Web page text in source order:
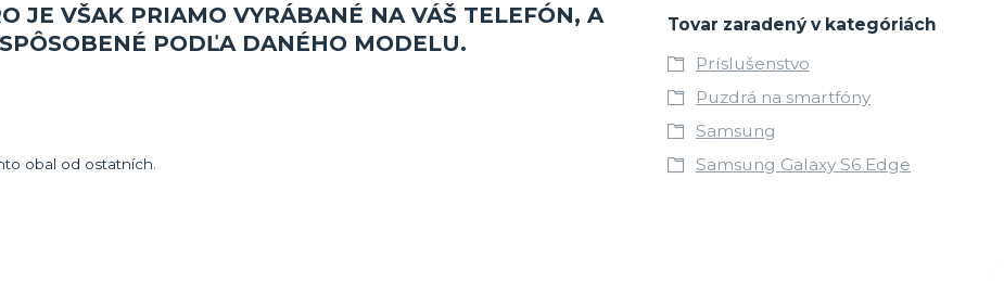
JE VŠAK PRIAMO VYRÁBANÉ NA VÁŠ TELEFÓN, A
PODĽA DANÉHO MODELU.
obal od ostatních.
Tovar zaradený v kategóriách
Príslušenstvo
Puzdrá na smartfóny
Samsung
Samsung Galaxy S6 Edge